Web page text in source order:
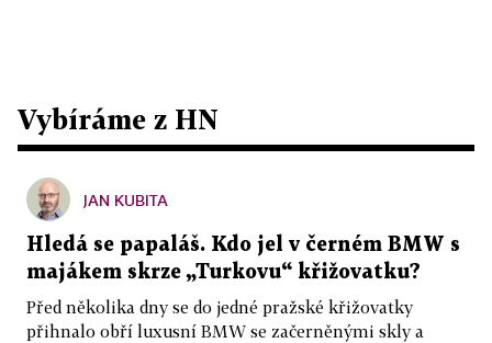
Vybíráme z HN
JAN KUBITA
Hledá se papaláš. Kdo jel v černém BMW s
majákem skrze „Turkovu“ křižovatku?
Před několika dny se do jedné pražské křižovatky
přihnalo obří luxusní BMW se začerněnými skly a